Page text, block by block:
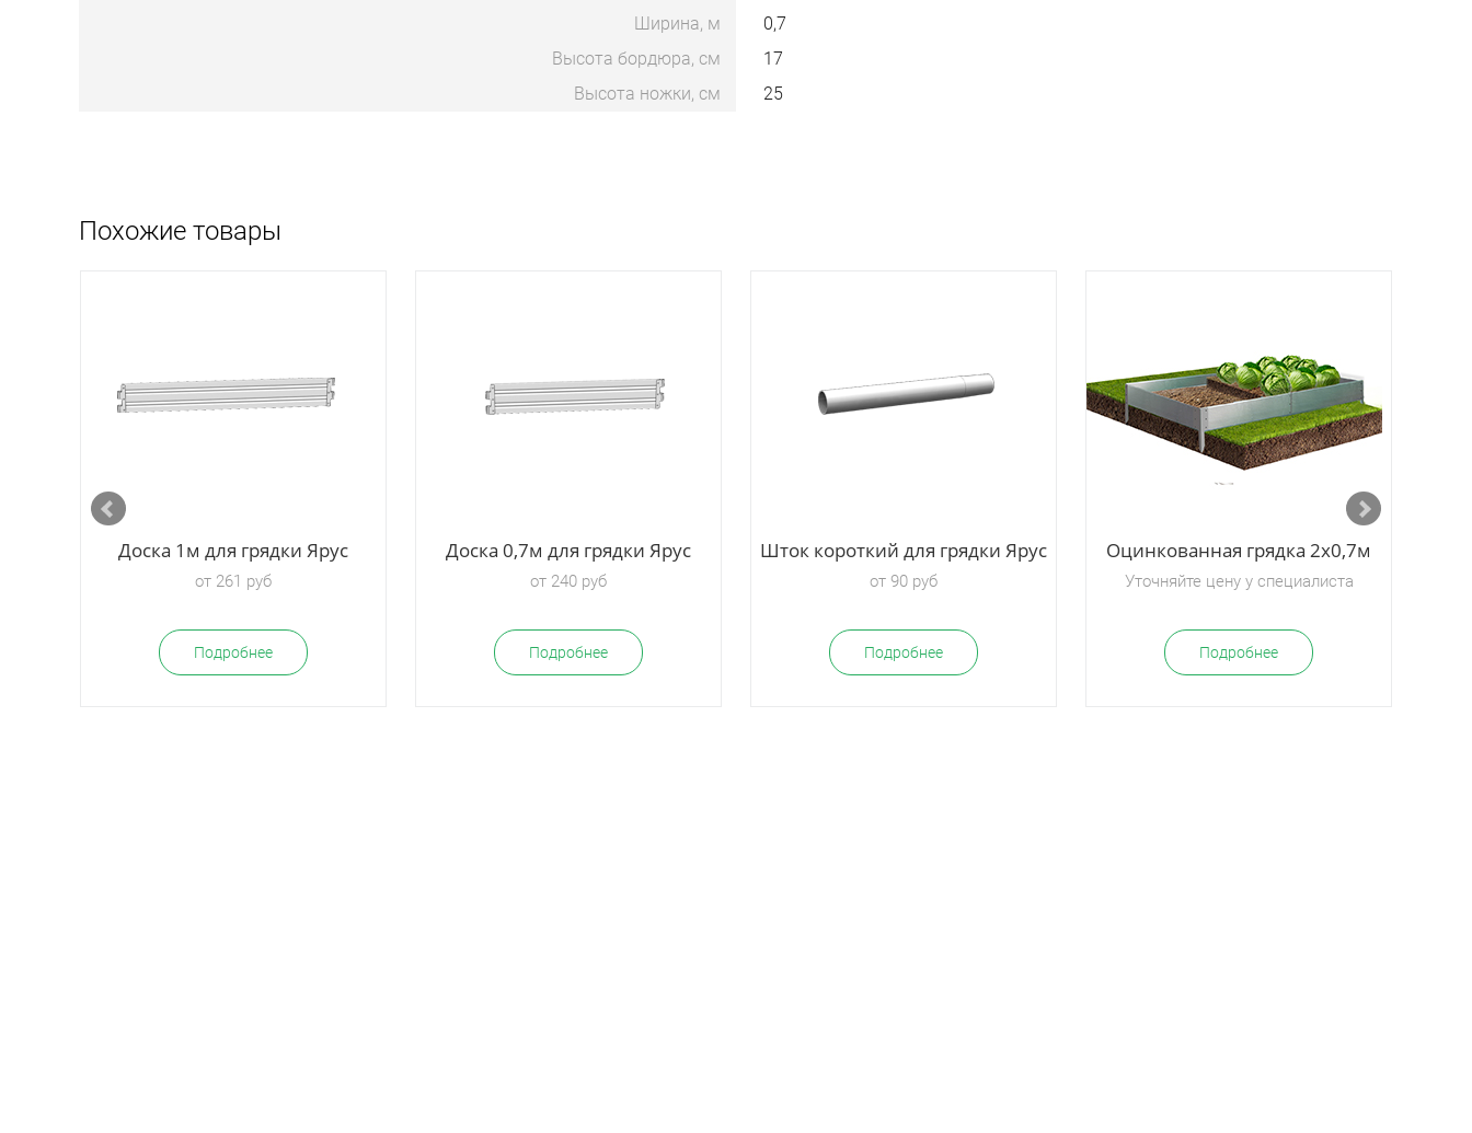
Ширина, м
0,7
Высота бордюра, см
17
Высота ножки, см
25
Похожие товары
Доска 1м для грядки Ярус
от 261 руб
Подробнее
Доска 0,7м для грядки Ярус
от 240 руб
Подробнее
Шток короткий для грядки Ярус
от 90 руб
Подробнее
Оцинкованная грядка 2х0,7м
Уточняйте цену у специалиста
Подробнее